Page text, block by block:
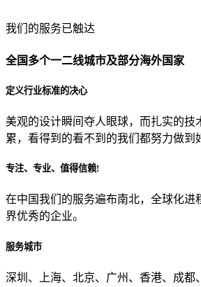
贵公司预算范围是？
贵公司的团队规模是？
目前主要的营销渠道是？
我们的服务已触达
全国多个一二线城市及部分海外国家
定义行业标准的决心
美观的设计瞬间夺人眼球，而扎实的技
累，看得到的看不到的我们都努力做到
专注、专业、值得信赖!
在中国我们的服务遍布南北，全球化进
界优秀的企业。
服务城市
深圳、上海、北京、广州、香港、成都